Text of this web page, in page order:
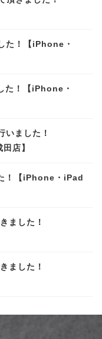
た！【iPhone・
た！【iPhone・
ました！
店】
！【iPhone・iPad
ました！
ました！